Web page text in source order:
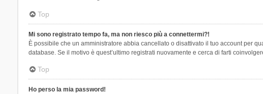
Top
Mi sono registrato tempo fa, ma non riesco più a connettermi?!
È possibile che un amministratore abbia cancellato o disattivato il tuo account per
database. Se il motivo è quest’ultimo registrati nuovamente e cerca di farti
Top
Ho perso la mia password!